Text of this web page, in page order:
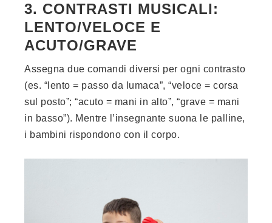
3. CONTRASTI MUSICALI:
LENTO/VELOCE E
ACUTO/GRAVE
Assegna due comandi diversi per ogni contrasto
(es. “lento = passo da lumaca”, “veloce = corsa
sul posto”; “acuto = mani in alto”, “grave = mani
in basso”). Mentre l’insegnante suona le palline,
i bambini rispondono con il corpo.